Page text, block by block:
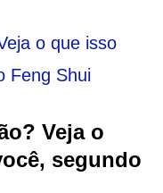
Veja o
segundo